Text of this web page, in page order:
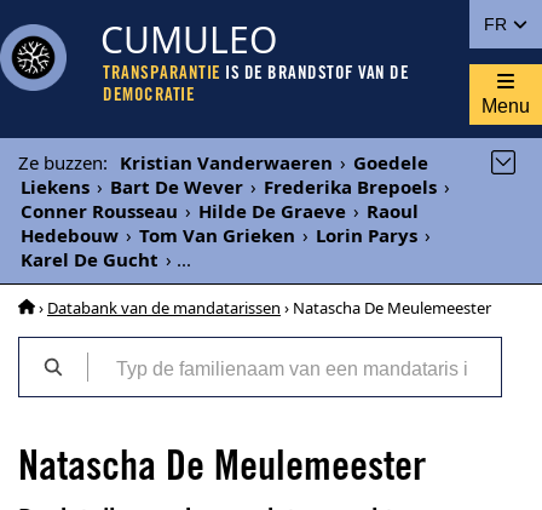
FR
CUMULEO
TRANSPARANTIE IS DE BRANDSTOF VAN DE
DEMOCRATIE
Menu
Ze buzzen: Kristian Vanderwaeren › Goedele
Liekens › Bart De Wever › Frederika Brepoels ›
Conner Rousseau › Hilde De Graeve › Raoul
Hedebouw › Tom Van Grieken › Lorin Parys ›
Karel De Gucht › ...
› Databank van de mandatarissen › Natascha De Meulemeester
Natascha De Meulemeester